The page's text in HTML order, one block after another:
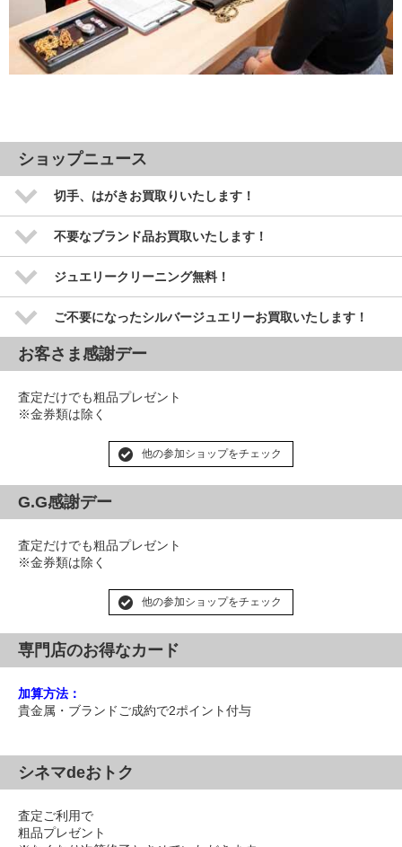
ショップニュース
切手、はがきお買取りいたします！
不要なブランド品お買取いたします！
ジュエリークリーニング無料！
ご不要になったシルバージュエリーお買取いたします！
お客さま感謝デー
査定だけでも粗品プレゼント
※金券類は除く
他の参加ショップをチェック
G.G感謝デー
査定だけでも粗品プレゼント
※金券類は除く
他の参加ショップをチェック
専門店のお得なカード
加算方法：
貴金属・ブランドご成約で2ポイント付与
シネマdeおトク
査定ご利用で
粗品プレゼント